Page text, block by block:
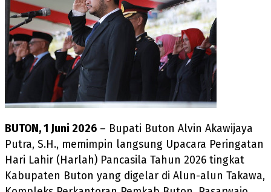
BUTON, 1 Juni 2026 – Bupati Buton Alvin Akawijaya
Putra, S.H., memimpin langsung Upacara Peringatan
Hari Lahir (Harlah) Pancasila Tahun 2026 tingkat
Kabupaten Buton yang digelar di Alun-alun Takawa,